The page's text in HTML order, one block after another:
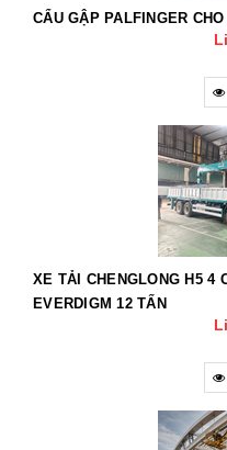
CẨU GẬP PALFINGER
XE TẢI CHENGLONG H5 4
EVERDIGM 12 TẤN